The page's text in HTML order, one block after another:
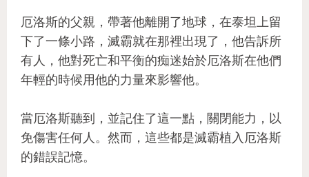
厄洛斯的父親，帶著他離開了地球，在泰坦上留
下了一條小路，滅霸就在那裡出現了，他告訴所
有人，他對死亡和平衡的痴迷始於厄洛斯在他們
年輕的時候用他的力量來影響他。
當厄洛斯聽到，並記住了這一點，關閉能力，以
免傷害任何人。然而，這些都是滅霸植入厄洛斯
的錯誤記憶。